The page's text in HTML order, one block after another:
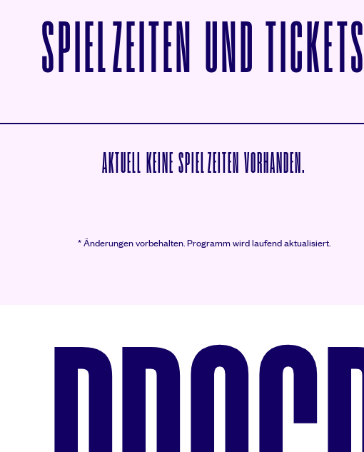
SPIELZEITEN UND
AKTUELL KEINE SPIELZEITEN VORHANDEN.
* Änderungen vorbehalten. Programm wird laufend aktualisiert.